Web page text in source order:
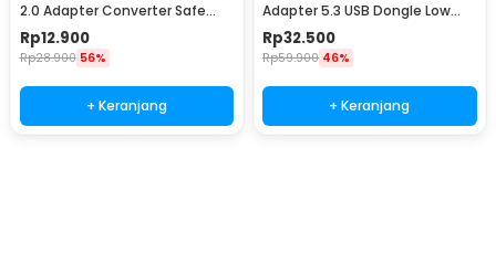
2.0 Adapter Converter Safe
Transmission - TZJTCA-XY01
Rp12.900
Rp28.900 56%
+ Keranjang
Adapter 5.3 USB Dongle Low
Latency - EBT53-BH01-P
Rp32.500
Rp59.900 46%
+ Keranjang